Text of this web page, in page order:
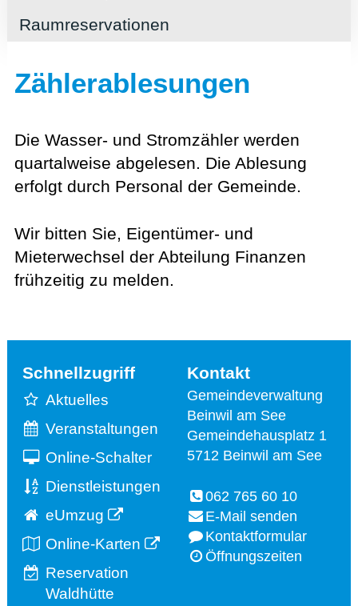
Raumreservationen
Zählerablesungen
Die Wasser- und Stromzähler werden
quartalweise abgelesen. Die Ablesung
erfolgt durch Personal der Gemeinde.
Wir bitten Sie, Eigentümer- und
Mieterwechsel der Abteilung Finanzen
frühzeitig zu melden.
Schnellzugriff
Aktuelles
Veranstaltungen
Online-Schalter
Dienstleistungen
eUmzug
Online-Karten
Reservation
Waldhütte
Kontakt
Gemeindeverwaltung
Beinwil am See
Gemeindehausplatz 1
5712 Beinwil am See
062 765 60 10
E-Mail senden
Kontaktformular
Öffnungszeiten